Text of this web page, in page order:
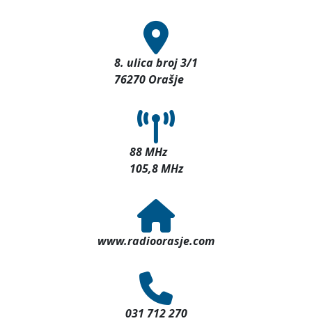
8. ulica broj 3/1
76270 Orašje
88 MHz
105,8 MHz
www.radioorasje.com
031 712 270